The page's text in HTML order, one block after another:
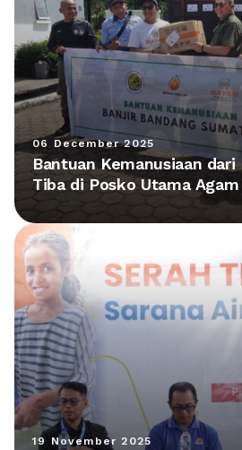
06 December 2025
Bantuan Kemanusiaan
Tiba di Posko Utama Agam
19 November 2025